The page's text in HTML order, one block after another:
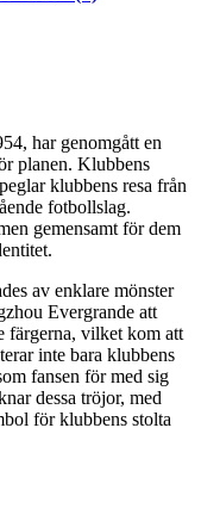
har genomgått en
planen. Klubbens
klubbens resa från
fotbollslag.
gemensamt för dem
av enklare mönster
Evergrande att
färgerna, vilket kom att
inte bara klubbens
fansen för med sig
dessa tröjor, med
för klubbens stolta